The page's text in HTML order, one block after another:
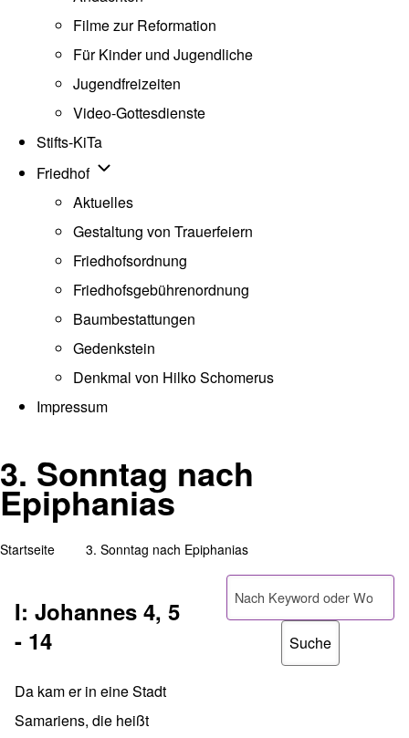
Filme zur Reformation
Für Kinder und Jugendliche
Jugendfreizeiten
Video-Gottesdienste
Stifts-KiTa
Friedhof Unternavigation von Friedhof
Aktuelles
Gestaltung von Trauerfeiern
Friedhofsordnung
Friedhofsgebührenordnung
Baumbestattungen
Gedenkstein
Denkmal von Hilko Schomerus
Impressum
3. Sonntag nach
Epiphanias
Startseite 3. Sonntag nach Epiphanias
I: Johannes 4, 5
- 14
Da kam er in eine Stadt
Samariens, die heißt
Suche